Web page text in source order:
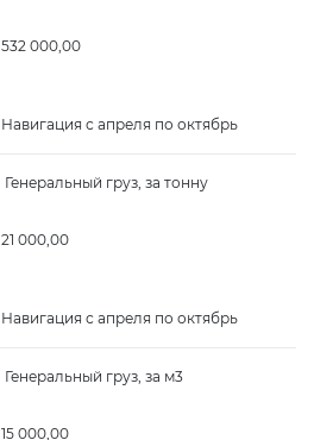
532 000,00
Навигация с апреля по октябрь
Генеральный груз, за тонну
21 000,00
Навигация с апреля по октябрь
Генеральный груз, за м3
15 000,00